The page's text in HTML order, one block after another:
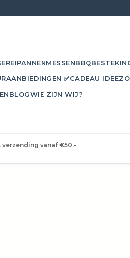
PANNENMESSENBBQBESTEK
AANBIEDINGEN ✅CADEAU IDEE
BLOGWIE ZIJN WIJ?
verzending vanaf €50,-